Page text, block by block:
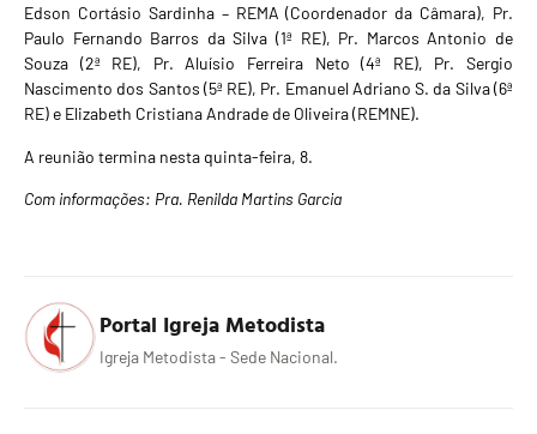
Edson Cortásio Sardinha – REMA (Coordenador da Câmara), Pr.
Paulo Fernando Barros da Silva (1ª RE), Pr. Marcos Antonio de
Souza (2ª RE), Pr. Aluísio Ferreira Neto (4ª RE), Pr. Sergio
Nascimento dos Santos (5ª RE), Pr. Emanuel Adriano S. da Silva (6ª
RE) e Elizabeth Cristiana Andrade de Oliveira (REMNE).
A reunião termina nesta quinta-feira, 8.
Com informações: Pra. Renilda Martins Garcia
Portal Igreja Metodista
Igreja Metodista - Sede Nacional.